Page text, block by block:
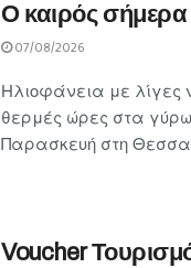
Ο καιρός
07/08/2026
Ηλιοφάνεια με λίγες
θερμές ώρες στα
Παρασκευή στη
Voucher